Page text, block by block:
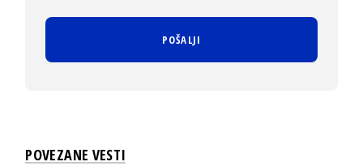
POVEZANE VESTI